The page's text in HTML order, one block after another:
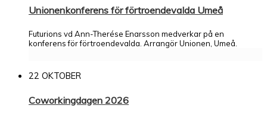
Unionenkonferens för förtroendevalda Umeå
Futurions vd Ann-Therése Enarsson medverkar på en
konferens för förtroendevalda. Arrangör Unionen, Umeå.
22 OKTOBER
Coworkingdagen 2026